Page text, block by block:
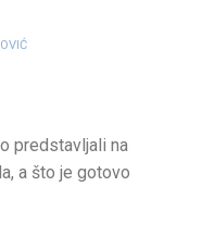
predstavljali na
a što je gotovo